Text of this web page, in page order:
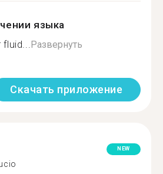
языка
fluid...Развернуть
Скачать приложение
NEW